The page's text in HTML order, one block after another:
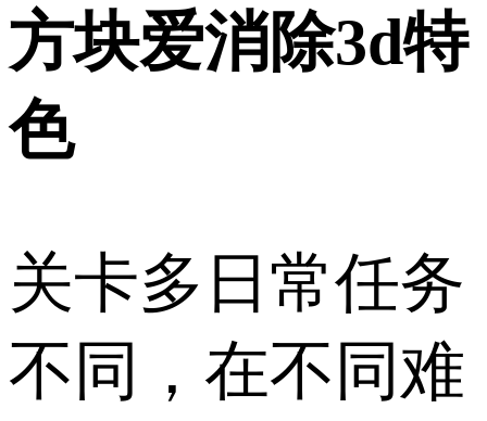
方块爱消除3d特
色
关卡多日常任务
不同，在不同难